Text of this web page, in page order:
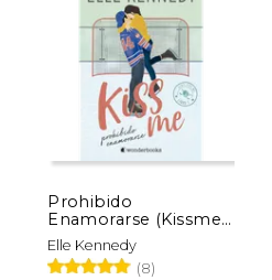
Rápido
Prohibido
Enamorarse (Kissme
1)
Elle Kennedy
(8)